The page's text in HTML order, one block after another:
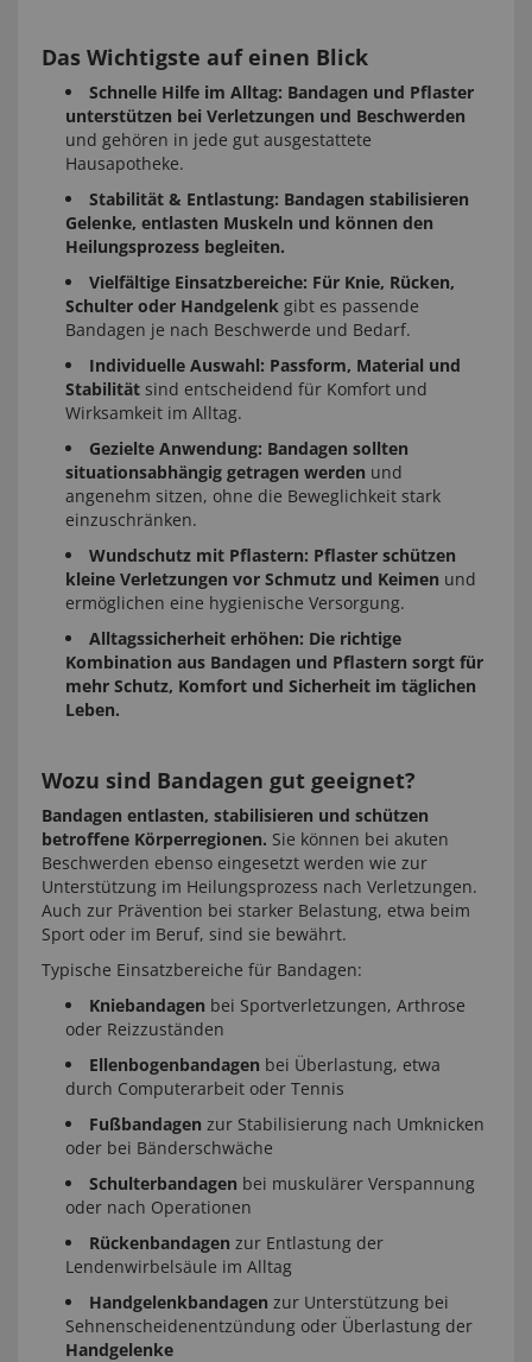
Das Wichtigste auf einen Blick
Schnelle Hilfe im Alltag: Bandagen und Pflaster
unterstützen bei Verletzungen und Beschwerden
und gehören in jede gut ausgestattete
Hausapotheke.
Stabilität & Entlastung: Bandagen stabilisieren
Gelenke, entlasten Muskeln und können den
Heilungsprozess begleiten.
Vielfältige Einsatzbereiche: Für Knie, Rücken,
Schulter oder Handgelenk gibt es passende
Bandagen je nach Beschwerde und Bedarf.
Individuelle Auswahl: Passform, Material und
Stabilität sind entscheidend für Komfort und
Wirksamkeit im Alltag.
Gezielte Anwendung: Bandagen sollten
situationsabhängig getragen werden und
angenehm sitzen, ohne die Beweglichkeit stark
einzuschränken.
Wundschutz mit Pflastern: Pflaster schützen
kleine Verletzungen vor Schmutz und Keimen und
ermöglichen eine hygienische Versorgung.
Alltagssicherheit erhöhen: Die richtige
Kombination aus Bandagen und Pflastern sorgt für
mehr Schutz, Komfort und Sicherheit im täglichen
Leben.
Wozu sind Bandagen gut geeignet?
Bandagen entlasten, stabilisieren und schützen
betroffene Körperregionen. Sie können bei akuten
Beschwerden ebenso eingesetzt werden wie zur
Unterstützung im Heilungsprozess nach Verletzungen.
Auch zur Prävention bei starker Belastung, etwa beim
Sport oder im Beruf, sind sie bewährt.
Typische Einsatzbereiche für Bandagen:
Kniebandagen bei Sportverletzungen, Arthrose
oder Reizzuständen
Ellenbogenbandagen bei Überlastung, etwa
durch Computerarbeit oder Tennis
Fußbandagen zur Stabilisierung nach Umknicken
oder bei Bänderschwäche
Schulterbandagen bei muskulärer Verspannung
oder nach Operationen
Rückenbandagen zur Entlastung der
Lendenwirbelsäule im Alltag
Handgelenkbandagen zur Unterstützung bei
Sehnenscheidenentzündung oder Überlastung der
Handgelenke